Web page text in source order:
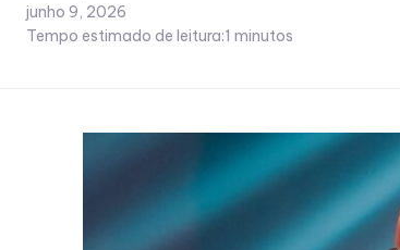
junho 9, 2026
Tempo estimado de leitura:1 minutos